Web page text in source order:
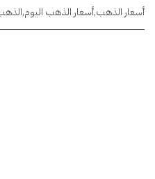
أسعار الذهب,أسعار الذهب اليوم,